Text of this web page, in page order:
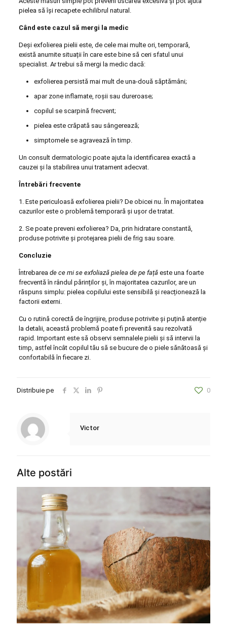
pielea să își recapete echilibrul natural.
Când este cazul să mergi la medic
Deși exfolierea pielii este, de cele mai multe ori, temporară,
există anumite situații în care este bine să ceri sfatul unui
specialist. Ar trebui să mergi la medic dacă:
exfolierea persistă mai mult de una-două săptămâni;
apar zone inflamate, roșii sau dureroase;
copilul se scarpină frecvent;
pielea este crăpată sau sângerează;
simptomele se agravează în timp.
Un consult dermatologic poate ajuta la identificarea exactă a
cauzei și la stabilirea unui tratament adecvat.
Întrebări frecvente
1. Este periculoasă exfolierea pielii? De obicei nu. În majoritatea
cazurilor este o problemă temporară și ușor de tratat.
2. Se poate preveni exfolierea? Da, prin hidratare constantă,
produse potrivite și protejarea pielii de frig sau soare.
Concluzie
Întrebarea de ce mi se exfoliază pielea de pe fațăeste una foarte
frecventă în rândul părinților și, în majoritatea cazurilor, are un
răspuns simplu: pielea copilului este sensibilă și reacționează la
factorii externi.
Cu o rutină corectă de îngrijire, produse potrivite și puțină atenție
la detalii, această problemă poate fi prevenită sau rezolvată
rapid. Important este să observi semnalele pielii și să intervii la
timp, astfel încât copilul tău să se bucure de o piele sănătoasă și
confortabilă în fiecare zi.
Distribuie pe 0
Victor
Alte postări